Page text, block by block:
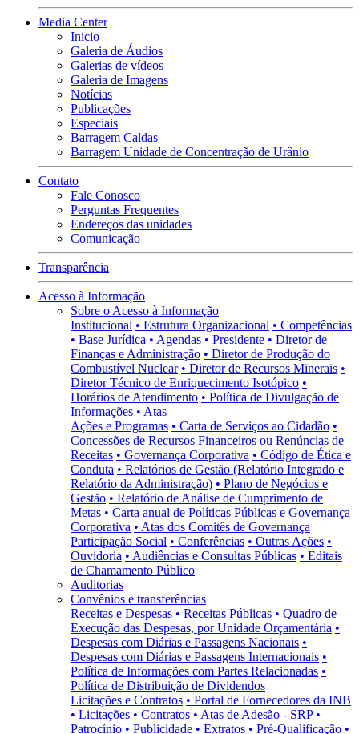
Media Center
Inicio
Galeria de Áudios
Galerias de vídeos
Galeria de Imagens
Notícias
Publicações
Especiais
Barragem Caldas
Barragem Unidade de Concentração de Urânio
Contato
Fale Conosco
Perguntas Frequentes
Endereços das unidades
Comunicação
Transparência
Acesso à Informação
Sobre o Acesso à Informação
Institucional • Estrutura Organizacional • Competências
• Base Jurídica • Agendas • Presidente • Diretor de
Finanças e Administração • Diretor de Produção do
Combustível Nuclear • Diretor de Recursos Minerais •
Diretor Técnico de Enriquecimento Isotópico •
Horários de Atendimento • Política de Divulgação de
Informações • Atas
Ações e Programas • Carta de Serviços ao Cidadão •
Concessões de Recursos Financeiros ou Renúncias de
Receitas • Governança Corporativa • Código de Ética e
Conduta • Relatórios de Gestão (Relatório Integrado e
Relatório da Administração) • Plano de Negócios e
Gestão • Relatório de Análise de Cumprimento de
Metas • Carta anual de Políticas Públicas e Governança
Corporativa • Atas dos Comitês de Governança
Participação Social • Conferências • Outras Ações •
Ouvidoria • Audiências e Consultas Públicas • Editais
de Chamamento Público
Auditorias
Convênios e transferências
Receitas e Despesas • Receitas Públicas • Quadro de
Execução das Despesas, por Unidade Orçamentária •
Despesas com Diárias e Passagens Nacionais •
Despesas com Diárias e Passagens Internacionais •
Política de Informações com Partes Relacionadas •
Política de Distribuição de Dividendos
Licitações e Contratos • Portal de Fornecedores da INB
• Licitações • Contratos • Atas de Adesão - SRP •
Patrocínio • Publicidade • Extratos • Pré-Qualificação •